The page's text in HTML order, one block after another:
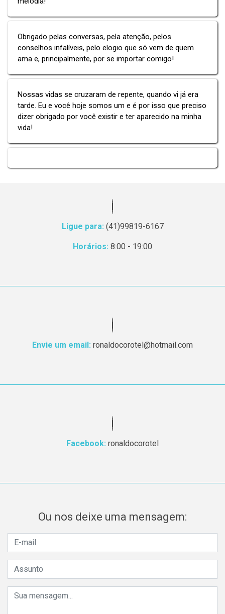
Obrigado pelas conversas, pela atenção, pelos
conselhos infalíveis, pelo elogio que só vem de quem
ama e, principalmente, por se importar comigo!
Nossas vidas se cruzaram de repente, quando vi já era
tarde. Eu e você hoje somos um e é por isso que preciso
dizer obrigado por você existir e ter aparecido na minha
vida!
Ligue para: (41)99819-6167
Horários: 8:00 - 19:00
Envie um email: ronaldocorotel@hotmail.com
Facebook: ronaldocorotel
Ou nos deixe uma mensagem: